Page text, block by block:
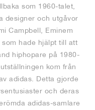
som 1960-talet,
designer och utgåvor
Campbell, Eminem
hade hjälpt till att
hiphopare på 1980-
kom från
adidas. Detta gjorde
och deras
adidas-samlare